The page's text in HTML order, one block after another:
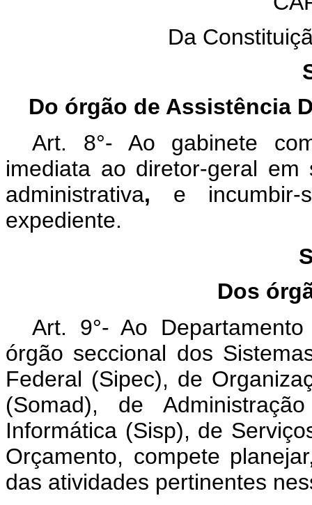
Da
Do órgão de Assistência
Art. 8°- Ao gabinete
imediata ao diretor-geral
administrativa, e
expediente.
Dos
Art. 9°- Ao
órgão seccional dos
Federal (Sipec), de
(Somad), de
Informática (Sisp), de
Orçamento, compete
das atividades pertinentes